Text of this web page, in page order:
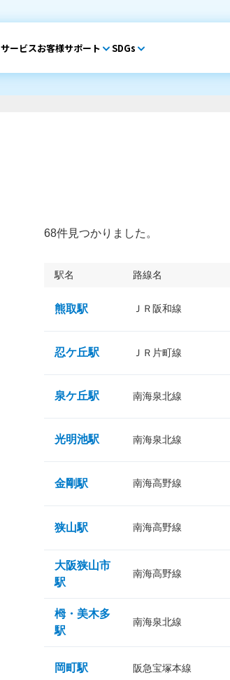
サービスお客様サポート SDGs
68件見つかりました。
駅名 路線名
熊取駅 ＪＲ阪和線
忍ケ丘駅 ＪＲ片町線
泉ケ丘駅 南海泉北線
光明池駅 南海泉北線
金剛駅 南海高野線
狭山駅 南海高野線
大阪狭山市
駅
南海高野線
栂・美木多
駅
南海泉北線
岡町駅 阪急宝塚本線